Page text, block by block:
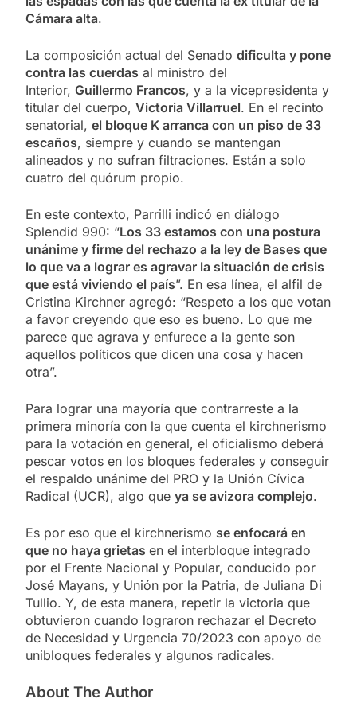
Cámara alta.
La composición actual del Senado dificulta y pone
contra las cuerdas al ministro del
Interior, Guillermo Francos, y a la vicepresidenta y
titular del cuerpo, Victoria Villarruel. En el recinto
senatorial, el bloque K arranca con un piso de 33
escaños, siempre y cuando se mantengan
alineados y no sufran filtraciones. Están a solo
cuatro del quórum propio.
En este contexto, Parrilli indicó en diálogo
Splendid 990: “Los 33 estamos con una postura
unánime y firme del rechazo a la ley de Bases que
lo que va a lograr es agravar la situación de crisis
que está viviendo el país”. En esa línea, el alfil de
Cristina Kirchner agregó: “Respeto a los que votan
a favor creyendo que eso es bueno. Lo que me
parece que agrava y enfurece a la gente son
aquellos políticos que dicen una cosa y hacen
otra”.
Para lograr una mayoría que contrarreste a la
primera minoría con la que cuenta el kirchnerismo
para la votación en general, el oficialismo deberá
pescar votos en los bloques federales y conseguir
el respaldo unánime del PRO y la Unión Cívica
Radical (UCR), algo que ya se avizora complejo.
Es por eso que el kirchnerismo se enfocará en
que no haya grietas en el interbloque integrado
por el Frente Nacional y Popular, conducido por
José Mayans, y Unión por la Patria, de Juliana Di
Tullio. Y, de esta manera, repetir la victoria que
obtuvieron cuando lograron rechazar el Decreto
de Necesidad y Urgencia 70/2023 con apoyo de
unibloques federales y algunos radicales.
About The Author